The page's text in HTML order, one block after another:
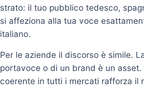
strato: il tuo pubblico tedesco,
si affeziona alla tua voce
italiano.
Per le aziende il discorso è simile.
portavoce o di un brand è un asset.
coerente in tutti i mercati rafforza il